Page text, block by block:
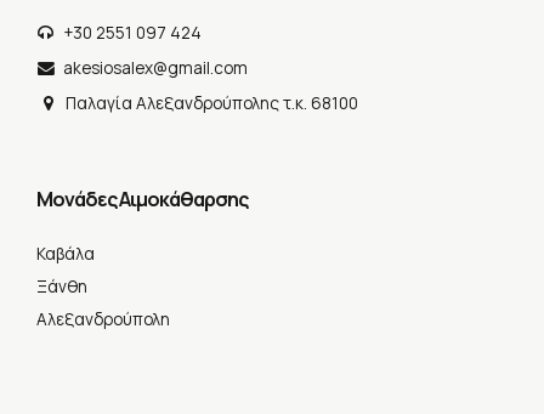
+30 2551 097 424
akesiosalex@gmail.com
Παλαγία Αλεξανδρούπολης τ.κ. 68100
Μονάδες Αιμοκάθαρσης
Καβάλα
Ξάνθη
Αλεξανδρούπολη